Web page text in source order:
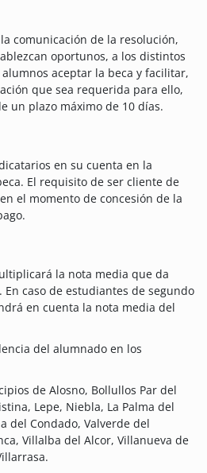
comunicación de la resolución,
oportunos, a los distintos
aceptar la beca y facilitar,
que sea requerida para ello,
un plazo máximo de 10 días.
en su cuenta en la
El requisito de ser cliente de
el momento de concesión de la
la nota media que da
En caso de estudiantes de segundo
en cuenta la nota media del
del alumnado en los
de Alosno, Bollullos Par del
Lepe, Niebla, La Palma del
del Condado, Valverde del
Villalba del Alcor, Villanueva de